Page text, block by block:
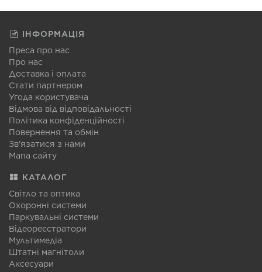
ІНФОРМАЦІЯ
Преса про нас
Про нас
Доставка і оплата
Стати партнером
Угода користувача
Відмова від відповідальності
Політика конфіденційності
Повернення та обмін
Зв'язатися з нами
Мапа сайту
КАТАЛОГ
Світло та оптика
Охоронні системи
Паркувальні системи
Відеореєстратори
Мультимедіа
Штатні магнітоли
Аксесуари